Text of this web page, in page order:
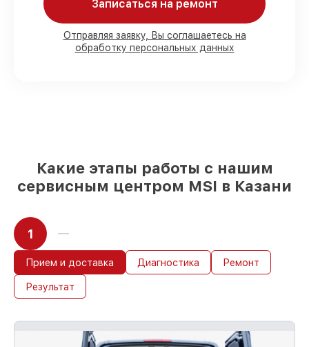
ремонтов по ремонту исполняются
90%деталей MSI готовы к установке в
наших мастерских в Казани, остальные
Записаться на ремонт
Отправляя заявку, Вы соглашаетесь на
обработку персональных данных
Какие этапы работы с нашим
сервисным центром MSI в Казани
1
Прием и доставка Диагностика Ремонт
Результат